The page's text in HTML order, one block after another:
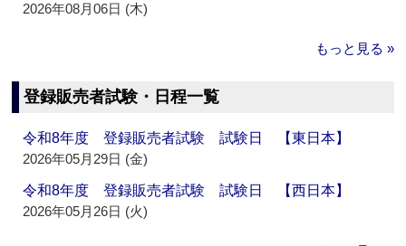
2026年08月06日 (木)
もっと見る »
登録販売者試験・日程一覧
令和8年度 登録販売者試験 試験日 【東日本】
2026年05月29日 (金)
令和8年度 登録販売者試験 試験日 【西日本】
2026年05月26日 (火)